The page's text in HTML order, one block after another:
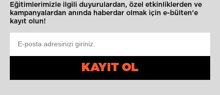
Eğitimlerimizle ilgili duyurulardan, özel etkinliklerden ve
kampanyalardan anında haberdar olmak için e-bülten'e
kayıt olun!
KAYIT OL